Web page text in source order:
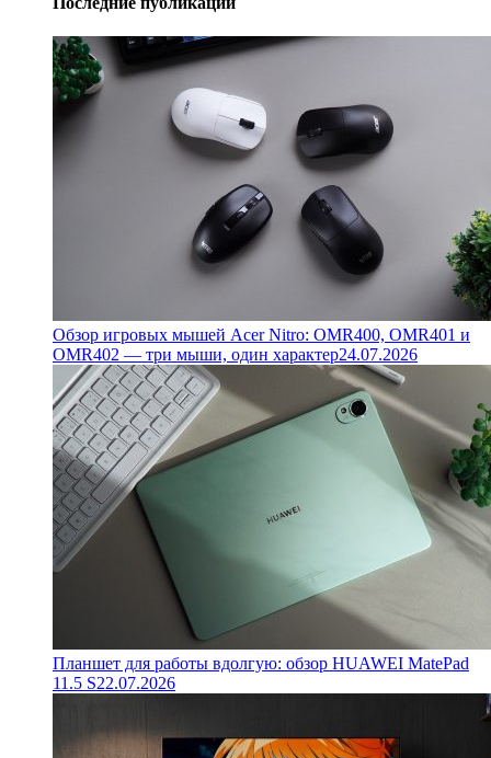
Обзор игровых мышей Acer Nitro: OMR400, OMR401 и
OMR402 — три мыши, один характер24.07.2026
Планшет для работы вдолгую: обзор HUAWEI MatePad
11.5 S22.07.2026